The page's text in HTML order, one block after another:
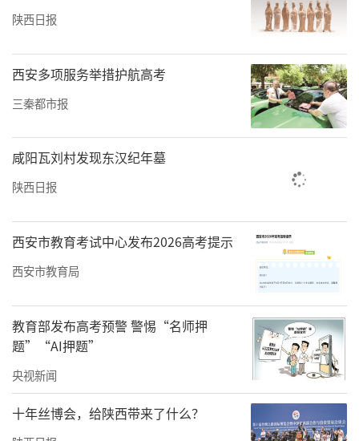
陕西日报
西安多项服务举措护航高考
三秦都市报
咸阳瓦刘村发现东汉纪年墓
陕西日报
西安市教育考试中心发布2026高考提示
西安市教育局
教育部发布高考预警 警惕“名师押
题”“AI押题”
央视新闻
十年丝博会，给陕西带来了什么？